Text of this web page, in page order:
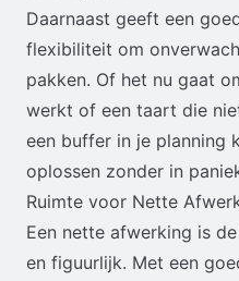
Daarnaast geeft een
flexibiliteit om
pakken. Of het nu gaat
werkt of een taart die
een buffer in je planning
oplossen zonder in
Ruimte voor Nette
Een nette afwerking is
en figuurlijk. Met een